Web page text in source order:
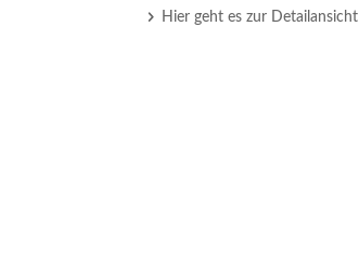
Hier geht es zur Detailansicht